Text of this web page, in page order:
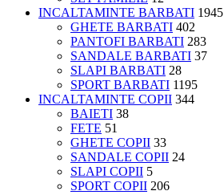
INCALTAMINTE BARBATI 1945
GHETE BARBATI 402
PANTOFI BARBATI 283
SANDALE BARBATI 37
SLAPI BARBATI 28
SPORT BARBATI 1195
INCALTAMINTE COPII 344
BAIETI 38
FETE 51
GHETE COPII 33
SANDALE COPII 24
SLAPI COPII 5
SPORT COPII 206